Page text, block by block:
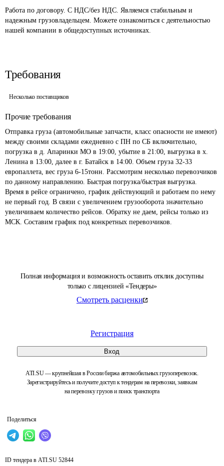
Полная информация и возможность оставить отклик доступны
только с лицензией «Тендеры»
Смотреть расценки
Регистрация
Вход
ATI.SU — крупнейшая в России биржа автомобильных грузоперевозок.
Зарегистрируйтесь и получите доступ к тендерам на перевозки, заявкам
на перевозку грузов и поиск транспорта
Поделиться
Работа по договору. С НДС/без НДС. Являемся стабильным и
надежным грузовладельцем. Можете ознакомиться с деятельностью
нашей компании в общедоступных источниках.
Требования
Несколько поставщиков
Прочие требования
Отправка груза (автомобильные запчасти, класс опасности не имеют)
между своими складами ежедневно с ПН по СБ включительно,
погрузка в д. Апаринки МО в 19:00, убытие в 21:00, выгрузка в х.
Ленина в 13:00, далее в г. Батайск в 14:00. Объем груза 32-33
европаллета, вес груза 6-15тонн. Рассмотрим несколько перевозчиков
по данному направлению. Быстрая погрузка/быстрая выгрузка.
Время в рейсе ограничено, график действующий и работаем по нему
не первый год. В связи с увеличением грузооборота значительно
увеличиваем количество рейсов. Обратку не даем, рейсы только из
МСК. Составим график под конкретных перевозчиков.
ID тендера в ATI.SU 52844